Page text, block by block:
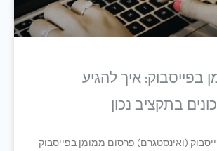
איך להגיע
בתקציב נכון
(ואינסטגרם) פרסום ממומן בפייסבוק